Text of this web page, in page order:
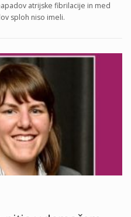
atrijske fibrilacije in med
sploh niso imeli.